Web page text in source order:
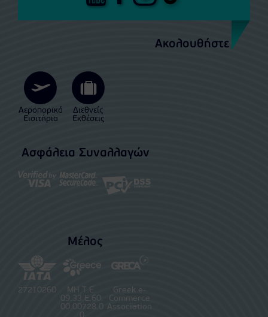
Ακολουθήστε
Αεροπορικά
Εισιτήρια
Διεθνείς
Εκθέσεις
Ασφάλεια Συναλλαγών
Μέλος
27210260
ΜΗ.Τ.Ε.
09.33.E.60.
00.00728.0
Greek e-
Commerce
Association